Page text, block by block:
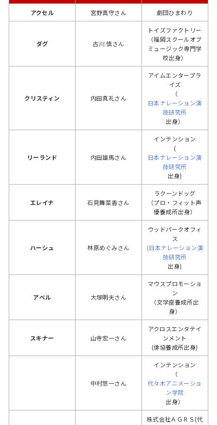
アクセル 宮野真守さん 劇団ひまわり
ダグ 古川 慎さん
トイズファクトリー
（福岡スクールオブ
ミュージック専門学
校出身）
クリスティン 内田真礼さん
アイムエンタープラ
イズ
（
日本ナレーション演
技研究所
出身）
リーランド 内田雄馬さん
インテンション
(
日本ナレーション演
技研究所
出身)
エレイナ 石見舞菜香さん
ラクーンドッグ
（プロ・フィット声
優養成所出身）
ハーシュ 林原めぐみさん
ウッドパークオフィ
ス
(日本ナレーション演
技研究所
出身)
アベル 大塚明夫さん
マウスプロモーショ
ン
（文学座養成所出
身）
スキナー 山寺宏一さん
アクロスエンタテイ
ンメント
(俳協養成所出身)
中村悠一さん
インテンション
（
代々木アニメーショ
ン学院
出身）
株式会社ＡＧＲＳ(代